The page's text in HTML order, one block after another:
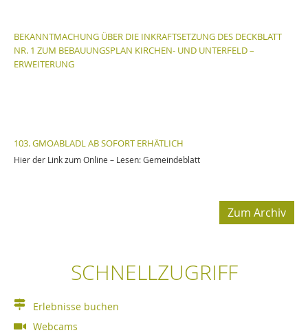
BEKANNTMACHUNG ÜBER DIE INKRAFTSETZUNG DES DECKBLATT
NR. 1 ZUM BEBAUUNGSPLAN KIRCHEN- UND UNTERFELD –
ERWEITERUNG
103. GMOABLADL AB SOFORT ERHÄTLICH
Hier der Link zum Online – Lesen: Gemeindeblatt
Zum Archiv
SCHNELLZUGRIFF
Erlebnisse buchen
Webcams